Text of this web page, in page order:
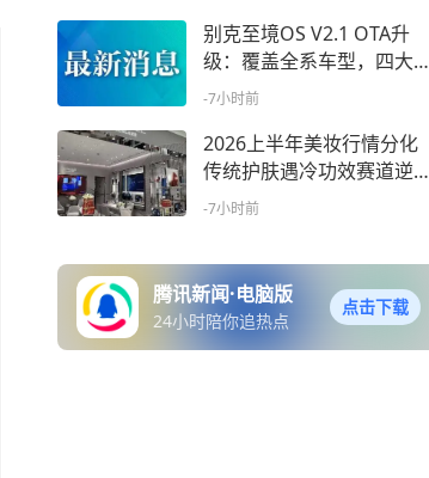
别克至境OS V2.1 OTA升
级：覆盖全系车型，四大场
景焕新
-7小时前
2026上半年美妆行情分化
传统护肤遇冷功效赛道逆势
走强
-7小时前
腾讯新闻·电脑版
24小时陪你追热点
点击下载